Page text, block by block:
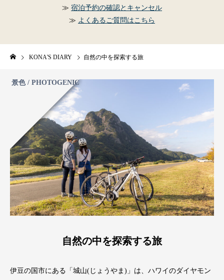
宿泊予約の確認とキャンセル
よくあるご質問はこちら
KONA'S DIARY 自然の中を探索する旅
景色 / PHOTOGENIC
自然の中を探索する旅
伊豆の国市にある「城山(じょうやま)」は、ハワイのダイヤモン